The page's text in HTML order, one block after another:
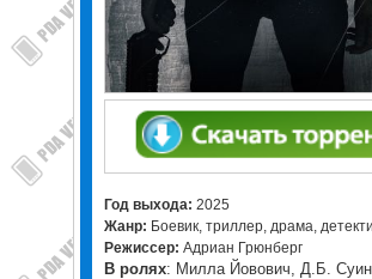
Год выхода: 2025
Жанр: Боевик, триллер, драма,
Режиссер: Адриан Грюнберг
В ролях: Милла Йовович, Д.Б.